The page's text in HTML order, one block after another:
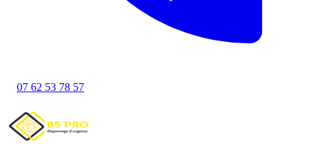
07 62 53 78 57